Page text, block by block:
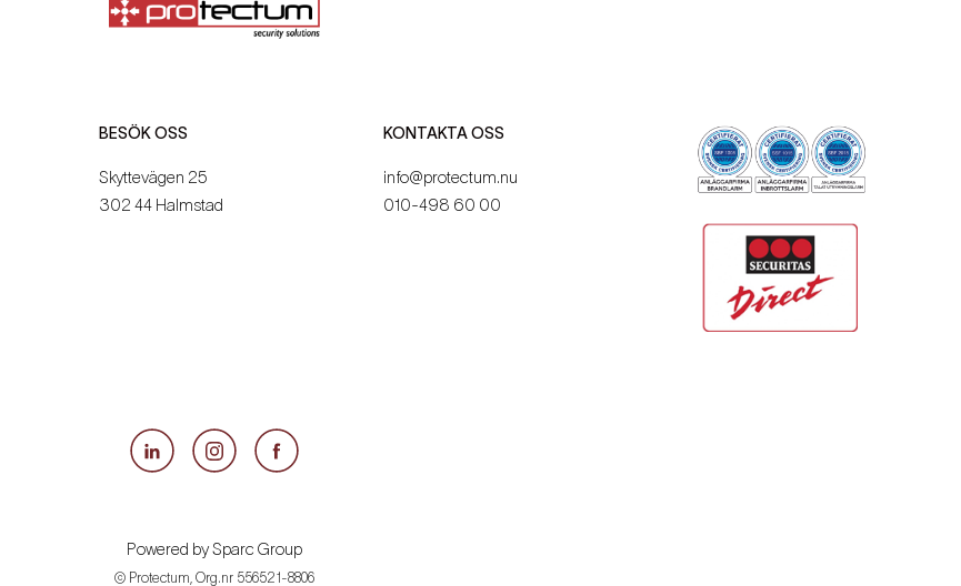
BESÖK OSS
Skyttevägen 25
302 44 Halmstad
KONTAKTA OSS
info@protectum.nu
010-498 60 00
Powered bySparc Group
© Protectum, Org.nr 556521-8806